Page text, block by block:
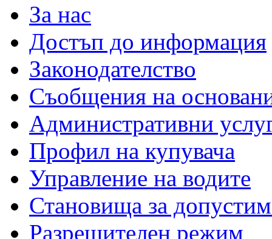
За нас
Достъп до информация
Законодателство
Съобщения на
Административни
Профил на купувача
Управление на водите
Становища за
Разрешителен режим